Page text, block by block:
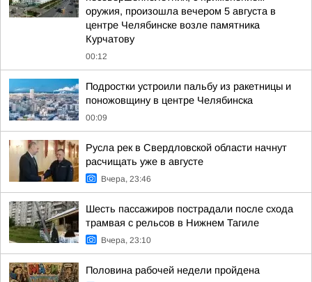
оружия, произошла вечером 5 августа в
центре Челябинске возле памятника
Курчатову
00:12
Подростки устроили пальбу из ракетницы и
поножовщину в центре Челябинска
00:09
Русла рек в Свердловской области начнут
расчищать уже в августе
Вчера, 23:46
Шесть пассажиров пострадали после схода
трамвая с рельсов в Нижнем Тагиле
Вчера, 23:10
Половина рабочей недели пройдена